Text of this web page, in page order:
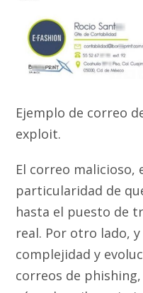
Ejemplo de correo
exploit.
El correo malicioso,
particularidad de
hasta el puesto de
real. Por otro lado,
complejidad y
correos de